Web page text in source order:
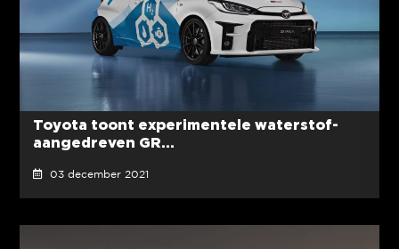
Toyota toont experimentele waterstof-
aangedreven GR...
03 december 2021